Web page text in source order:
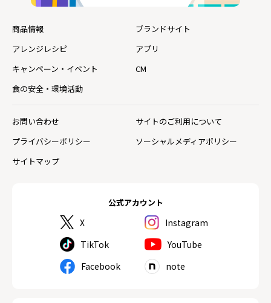
公式アカウント
X
Instagram
TikTok
YouTube
Facebook
note
商品情報
ブランドサイト
アレンジレシピ
アプリ
キャンペーン・イベント
CM
食の安全・環境活動
お問い合わせ
サイトのご利用について
プライバシーポリシー
ソーシャルメディアポリシー
サイトマップ